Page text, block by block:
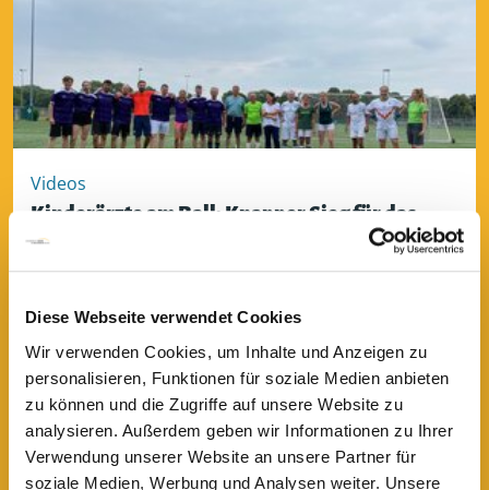
Diese Webseite verwendet Cookies
Wir verwenden Cookies, um Inhalte und Anzeigen zu
personalisieren, Funktionen für soziale Medien anbieten
zu können und die Zugriffe auf unsere Website zu
analysieren. Außerdem geben wir Informationen zu Ihrer
Verwendung unserer Website an unsere Partner für
soziale Medien, Werbung und Analysen weiter. Unsere
Videos
Kinderärzte am Ball: Knapper Sieg für das
Team Elki
Videosprechstunde | Wie Darmkrebs operiert
wird | Prof. Hüseyin Bektas
Wenn Sie externe Videos von YouTube aktivieren, werden